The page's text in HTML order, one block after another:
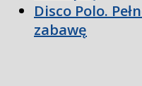
Disco Polo.
zabawę